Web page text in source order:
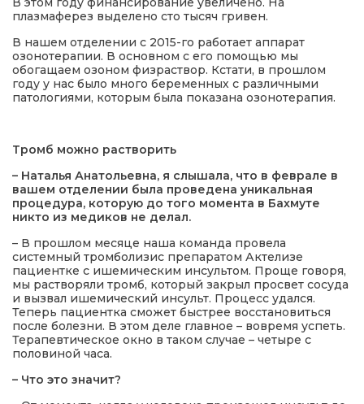
плазмаферез выделено сто тысяч гривен.
В нашем отделении с 2015-го работает аппарат
озонотерапии. В основном с его помощью мы
обогащаем озоном физраствор. Кстати, в прошлом
году у нас было много беременных с различными
патологиями, которым была показана озонотерапия.
Тромб можно растворить
– Наталья Анатольевна, я слышала, что в феврале в
вашем отделении была проведена уникальная
процедура, которую до того момента в Бахмуте
никто из медиков не делал.
– В прошлом месяце наша команда провела
системный тромболизис препаратом Актелизе
пациентке с ишемическим инсультом. Проще говоря,
мы растворяли тромб, который закрыл просвет сосуда
и вызвал ишемический инсульт. Процесс удался.
Теперь пациентка сможет быстрее восстановиться
после болезни. В этом деле главное – вовремя успеть.
Терапевтическое окно в таком случае – четыре с
половиной часа.
– Что это значит?